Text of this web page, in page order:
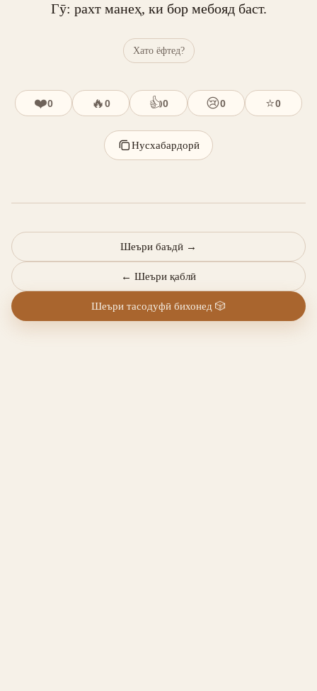
Гӯ: рахт манеҳ, ки бор мебояд баст.
Хато ёфтед?
❤️0 🔥0 👍0 😢0 ⭐0
Нусхабардорӣ
← Шеъри қаблӣ
Шеъри баъдӣ →
Шеъри тасодуфӣ бихонед 🎲